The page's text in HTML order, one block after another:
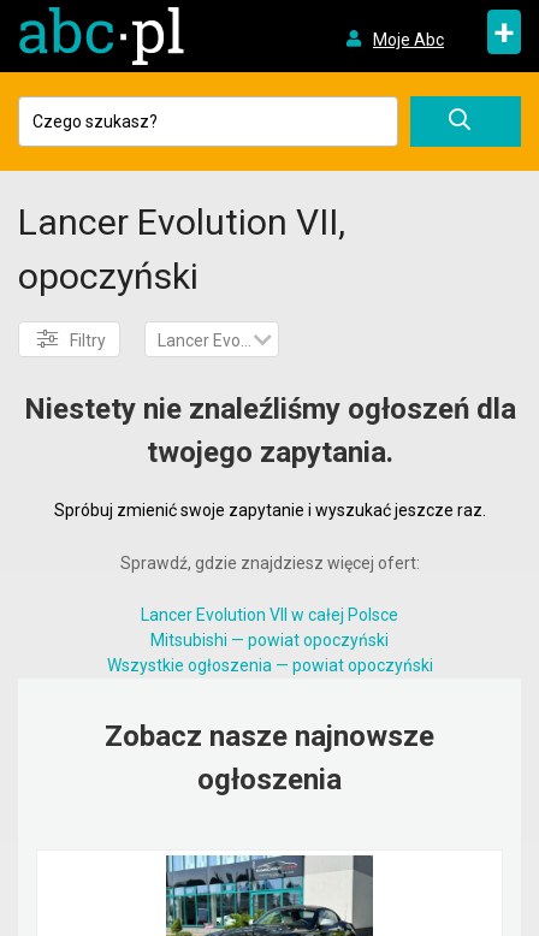
Moje Abc +
Lancer Evolution VII,
opoczyński
Filtry Lancer Evolution VII
Niestety nie znaleźliśmy ogłoszeń dla
twojego zapytania.
Spróbuj zmienić swoje zapytanie i wyszukać jeszcze raz.
Sprawdź, gdzie znajdziesz więcej ofert:
Lancer Evolution VII w całej Polsce
Mitsubishi — powiat opoczyński
Wszystkie ogłoszenia — powiat opoczyński
Zobacz nasze najnowsze
ogłoszenia